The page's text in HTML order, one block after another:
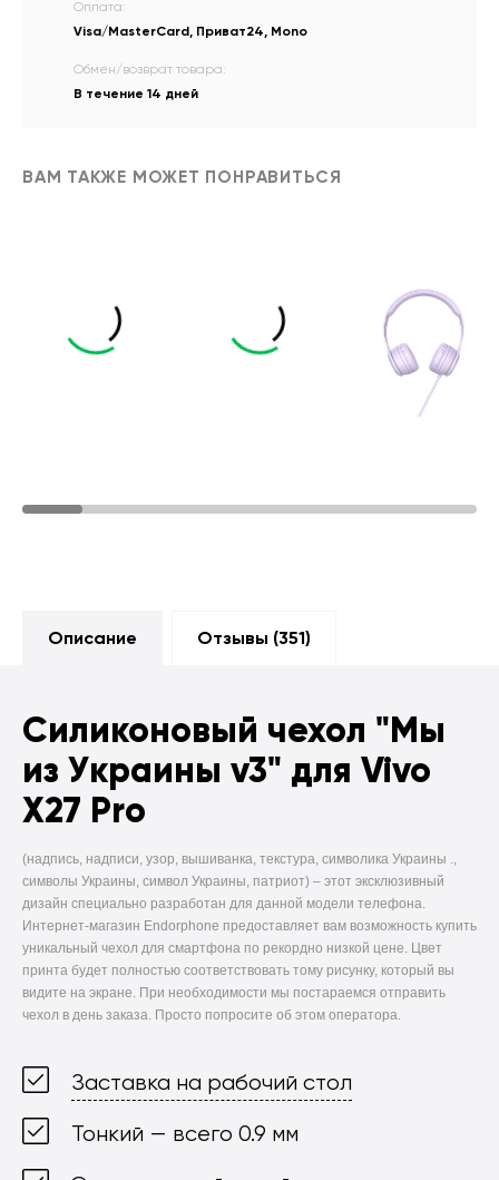
Оплата:
Visa/MasterCard, Приват24, Mono
Обмен/возврат товара:
В течение 14 дней
ВАМ ТАКЖЕ МОЖЕТ ПОНРАВИТЬСЯ
Описание Отзывы (351)
Силиконовый чехол "Мы
из Украины v3" для Vivo
X27 Pro
(надпись, надписи, узор, вышиванка, текстура, символика Украины .,
символы Украины, символ Украины, патриот) – этот эксклюзивный
дизайн специально разработан для данной модели телефона.
Интернет-магазин Endorphone предоставляет вам возможность купить
уникальный чехол для смартфона по рекордно низкой цене. Цвет
принта будет полностью соответствовать тому рисунку, который вы
видите на экране. При необходимости мы постараемся отправить
чехол в день заказа. Просто попросите об этом оператора.
Заставка на рабочий стол
Тонкий — всего 0.9 мм